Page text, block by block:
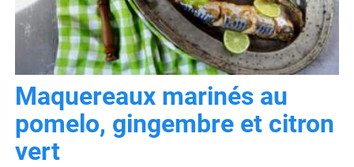
Maquereaux marinés au
pomelo, gingembre et citron
vert